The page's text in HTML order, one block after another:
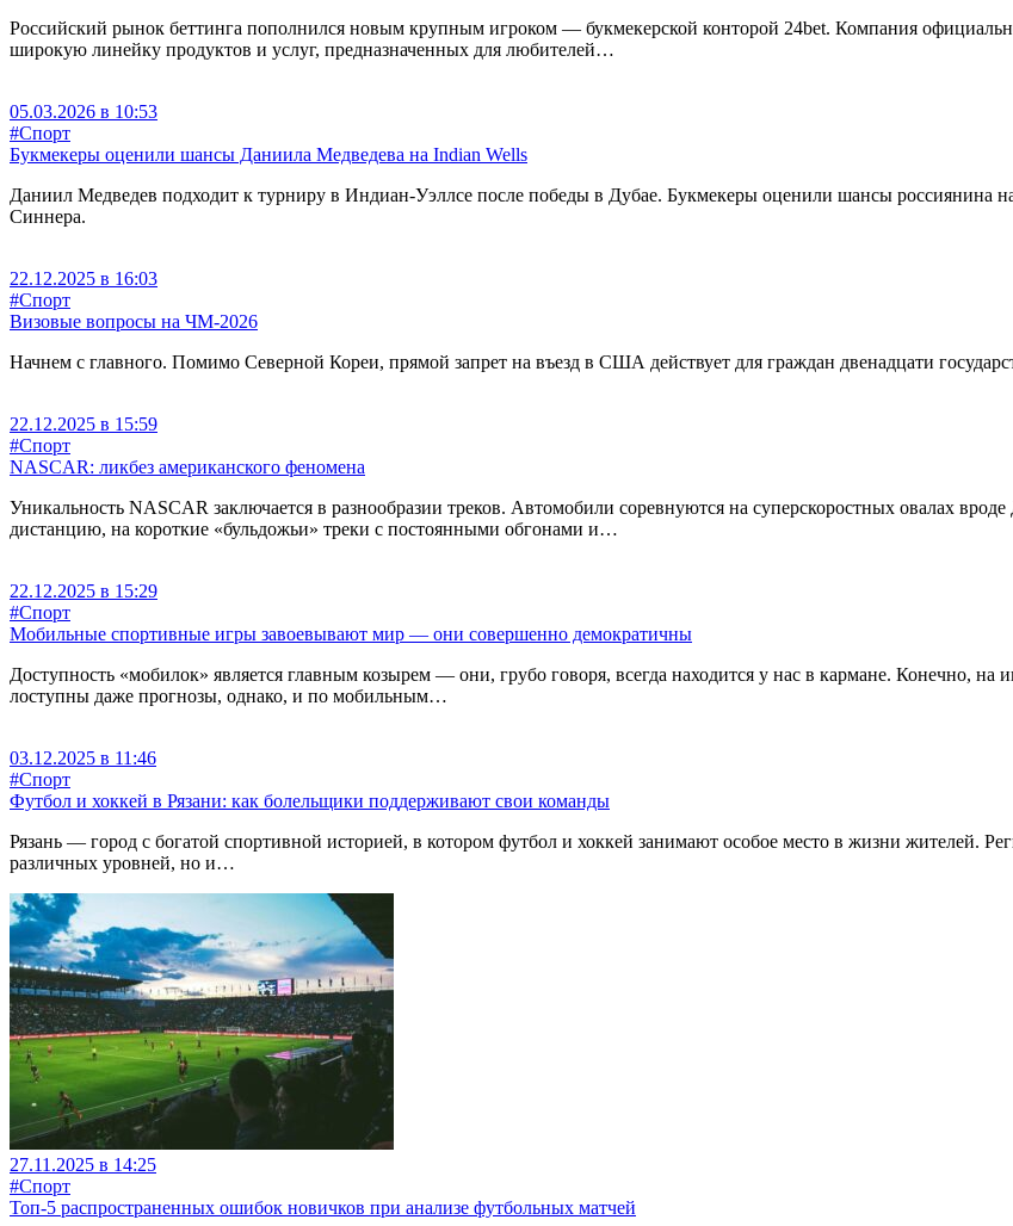
Российский рынок беттинга пополнился новым крупным игроком — букмекерской конторой 24bet. Компания официально
широкую линейку продуктов и услуг, предназначенных для любителей…
05.03.2026 в 10:53
#Спорт
Букмекеры оценили шансы Даниила Медведева на Indian Wells
Даниил Медведев подходит к турниру в Индиан-Уэллсе после победы в Дубае. Букмекеры оценили шансы россиянина
Синнера.
22.12.2025 в 16:03
#Спорт
Визовые вопросы на ЧМ-2026
Начнем с главного. Помимо Северной Кореи, прямой запрет на въезд в США действует для граждан двенадцати
22.12.2025 в 15:59
#Спорт
NASCAR: ликбез американского феномена
Уникальность NASCAR заключается в разнообразии треков. Автомобили соревнуются на суперскоростных овалах
дистанцию, на короткие «бульдожьи» треки с постоянными обгонами и…
22.12.2025 в 15:29
#Спорт
Мобильные спортивные игры завоевывают мир — они совершенно демократичны
Доступность «мобилок» является главным козырем — они, грубо говоря, всегда находится у нас в кармане. Конечно, на
лоступны даже прогнозы, однако, и по мобильным…
03.12.2025 в 11:46
#Спорт
Футбол и хоккей в Рязани: как болельщики поддерживают свои команды
Рязань — город с богатой спортивной историей, в котором футбол и хоккей занимают особое место в жизни жителей.
различных уровней, но и…
27.11.2025 в 14:25
#Спорт
Топ-5 распространенных ошибок новичков при анализе футбольных матчей